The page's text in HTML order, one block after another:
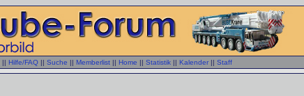
|| Hilfe/FAQ || Suche || Memberlist || Home || Statistik || Kalender || Staff